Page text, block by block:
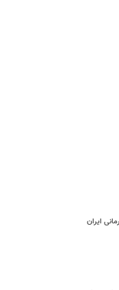
ایران